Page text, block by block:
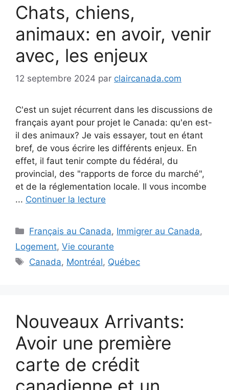
Chats, chiens,
animaux: en avoir, venir
avec, les enjeux
12 septembre 2024 par claircanada.com
C'est un sujet récurrent dans les discussions de
français ayant pour projet le Canada: qu'en est-
il des animaux? Je vais essayer, tout en étant
bref, de vous écrire les différents enjeux. En
effet, il faut tenir compte du fédéral, du
provincial, des "rapports de force du marché",
et de la réglementation locale. Il vous incombe
... Continuer la lecture
Catégories
Français au Canada, Immigrer au Canada,
Logement, Vie courante
Étiquettes
Canada, Montréal, Québec
Nouveaux Arrivants:
Avoir une première
carte de crédit
canadienne et un